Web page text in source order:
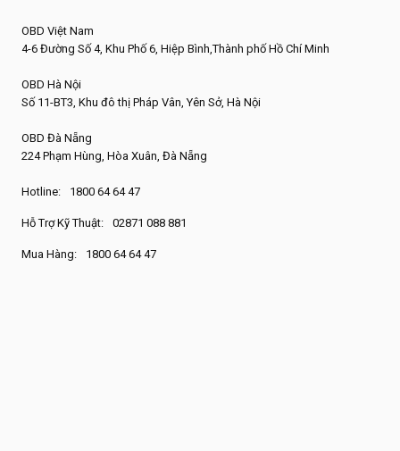
OBD Việt Nam
4-6 Đường Số 4, Khu Phố 6, Hiệp Bình,Thành phố Hồ Chí Minh
OBD Hà Nội
Số 11-BT3, Khu đô thị Pháp Vân, Yên Sở, Hà Nội
OBD Đà Nẵng
224 Phạm Hùng, Hòa Xuân, Đà Nẵng
Hotline: 1800 64 64 47
Hỗ Trợ Kỹ Thuật: 02871 088 881
Mua Hàng: 1800 64 64 47